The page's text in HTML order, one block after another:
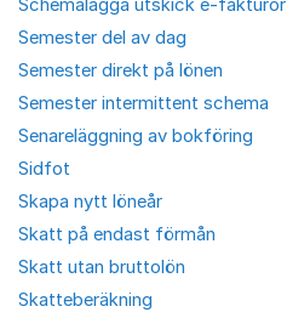
Schemalägga utskick e-fakturor
Semester del av dag
Semester direkt på lönen
Semester intermittent schema
Senareläggning av bokföring
Sidfot
Skapa nytt löneår
Skatt på endast förmån
Skatt utan bruttolön
Skatteberäkning